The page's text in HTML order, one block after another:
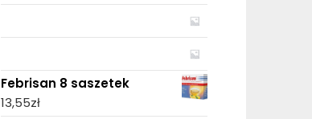
Febrisan 8 saszetek
13,55zł